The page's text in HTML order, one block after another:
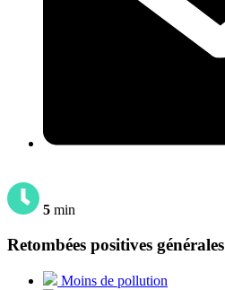
5 min
Retombées positives générales
Moins de pollution